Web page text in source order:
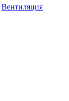
Вентиляция